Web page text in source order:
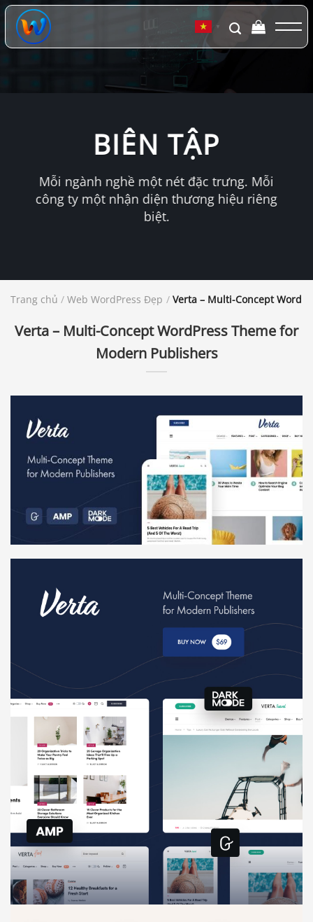
Chuyển
đến
dung
▼
BIÊN TẬP
Mỗi ngành nghề một nét đặc trưng. Mỗi
công ty một nhận diện thương hiệu riêng
biệt.
Trang chủ / Web WordPress Đẹp / Verta – Multi-Concept
Verta – Multi-Concept WordPress Theme for
Modern Publishers